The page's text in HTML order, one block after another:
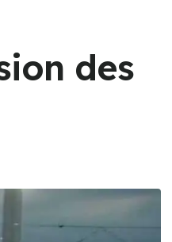
des